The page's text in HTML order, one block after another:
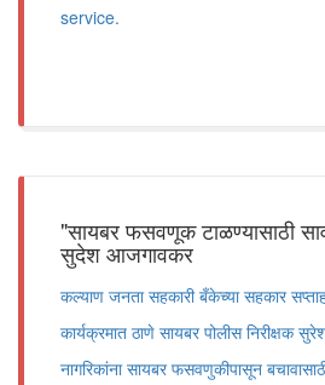
service.
"सायबर फसवणूक टाळण्यासाठी
सुदेश आजगावकर
कल्याण जनता सहकारी बँकेच्या सहकार
कार्यक्रमात ठाणे सायबर पोलीस निरीक्षक
नागरिकांना सायबर फसवणुकीपासून